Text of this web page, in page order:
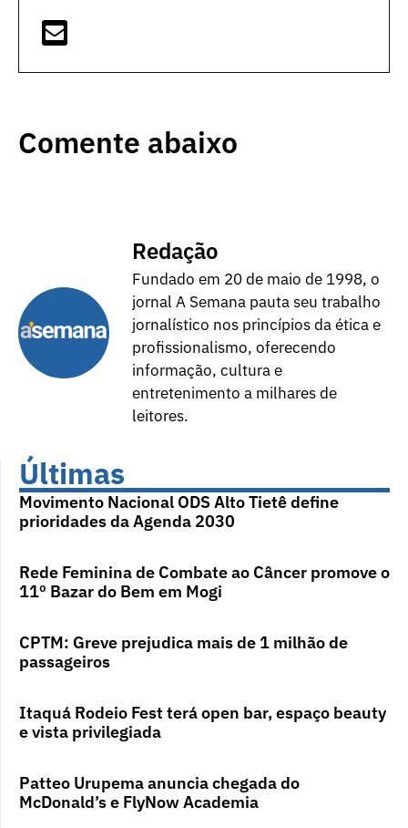
Comente abaixo
Redação
Fundado em 20 de maio de 1998, o
jornal A Semana pauta seu trabalho
jornalístico nos princípios da ética e
profissionalismo, oferecendo
informação, cultura e
entretenimento a milhares de
leitores.
Últimas
Movimento Nacional ODS Alto Tietê define
prioridades da Agenda 2030
Rede Feminina de Combate ao Câncer promove o
11º Bazar do Bem em Mogi
CPTM: Greve prejudica mais de 1 milhão de
passageiros
Itaquá Rodeio Fest terá open bar, espaço beauty
e vista privilegiada
Patteo Urupema anuncia chegada do
McDonald’s e FlyNow Academia